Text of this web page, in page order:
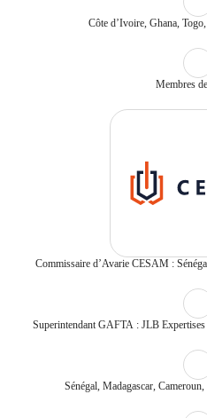
Côte d’Ivoire, Ghana,
Membres
Commissaire d’Avarie CESAM :
Superintendant GAFTA : JLB Expertises
Sénégal, Madagascar,